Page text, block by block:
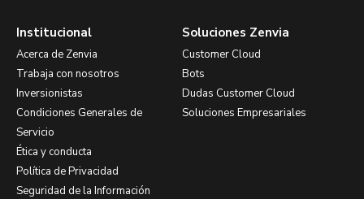
Institucional
Acerca de Zenvia
Trabaja con nosotros
Inversionistas
Condiciones Generales de
Servicio
Ética y conducta
Política de Privacidad
Seguridad de la Información
Soluciones Zenvia
Customer Cloud
Bots
Dudas Customer Cloud
Soluciones Empresariales